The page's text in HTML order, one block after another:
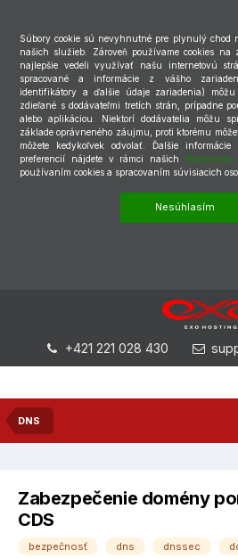
Súbory cookie sú nevyhnutné pre plynulý chod
našich služieb. Zároveň používame cookies
najlepšie vedeli využívať našu internetovú
spracované a informácie z vášho
identifikátory a ďalšie údaje zariadenia)
zdieľané s dodávateľmi tretích strán, prípadne
alebo aplikáciou. Niektorí dodávatelia môžu
základe oprávneného záujmu, proti ktorému
môžete kedykoľvek odvolať. Ďalšie
preferencií nájdete v rámci našich Podmienok
používaním cookies a spracovaním súvisiacich
Nesúhlasím
+421 221 028 430
DNS
Zabezpečenie domény
CDS
bezpečnosť dns dnssec